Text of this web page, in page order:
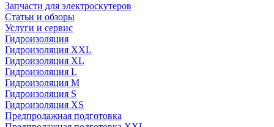
Запчасти для электроскутеров
Статьи и обзоры
Услуги и сервис
Гидроизоляция
Гидроизоляция XXL
Гидроизоляция XL
Гидроизоляция L
Гидроизоляция M
Гидроизоляция S
Гидроизоляция XS
Предпродажная подготовка